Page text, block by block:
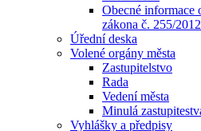
Obecné informace
zákona č. 255/
Úřední deska
Volené orgány města
Zastupitelstvo
Rada
Vedení města
Minulá
Vyhlášky a předpisy